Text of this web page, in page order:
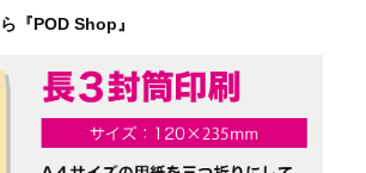
ム素材）
・横断幕
『POD Shop』